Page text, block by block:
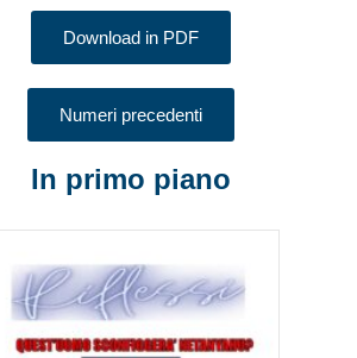
Download in PDF
Numeri precedenti
In primo piano